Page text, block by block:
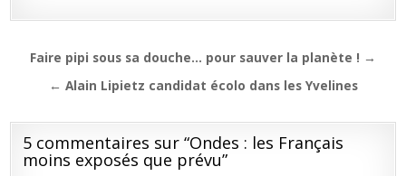
Navigation
Faire pipi sous sa douche… pour sauver la planète ! →
← Alain Lipietz candidat écolo dans les Yvelines
5 commentaires sur “Ondes : les Français
moins exposés que prévu”